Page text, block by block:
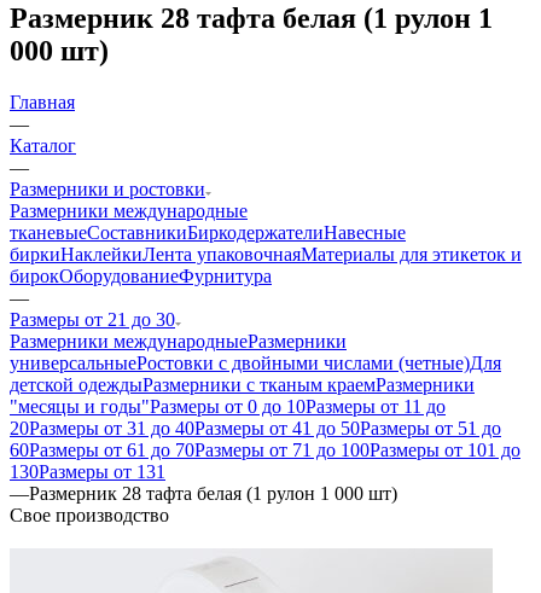
Размерник 28 тафта белая (1 рулон 1
000 шт)
Главная
—
Каталог
—
Размерники и ростовки
Размерники международные
тканевыеСоставникиБиркодержателиНавесные
биркиНаклейкиЛента упаковочнаяМатериалы для этикеток и
бирокОборудованиеФурнитура
—
Размеры от 21 до 30
Размерники международныеРазмерники
универсальныеРостовки с двойными числами (четные)Для
детской одеждыРазмерники с тканым краемРазмерники
"месяцы и годы"Размеры от 0 до 10Размеры от 11 до
20Размеры от 31 до 40Размеры от 41 до 50Размеры от 51 до
60Размеры от 61 до 70Размеры от 71 до 100Размеры от 101 до
130Размеры от 131
—Размерник 28 тафта белая (1 рулон 1 000 шт)
Свое производство